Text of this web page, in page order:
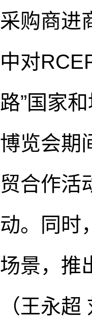
采购商进
中对
路”国家
博览会期
贸合作活
动。同时
场景，推
（王永超